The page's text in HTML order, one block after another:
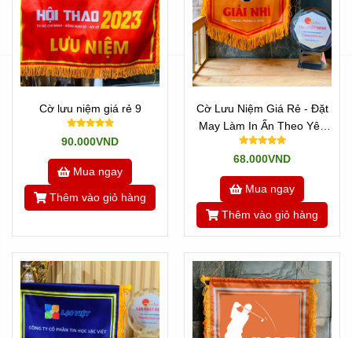
Cờ lưu niệm giá rẻ 9
90.000VND
Mua ngay
Thêm vào giỏ hàng
Cờ Lưu Niệm Giá Rẻ - Đặt
May Làm In Ấn Theo Yêu
Cầu
68.000VND
Mua ngay
Thêm vào giỏ hàng